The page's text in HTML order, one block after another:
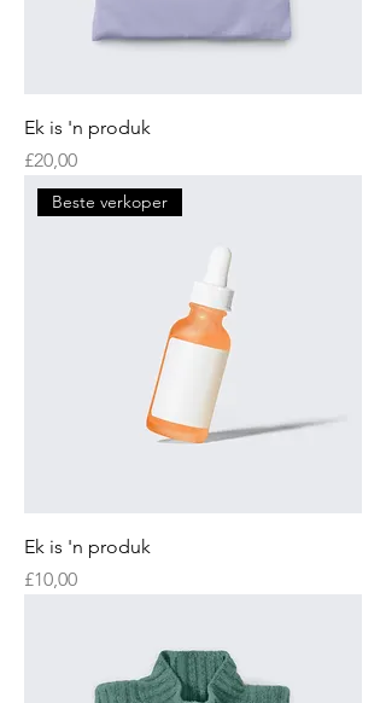
Ek is 'n produk
Price
£20,00
Beste verkoper
Ek is 'n produk
Price
£10,00